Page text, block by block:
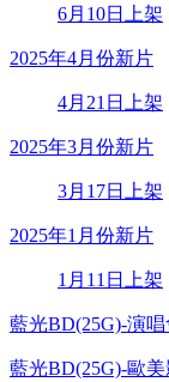
6月10日上架
2025年4月份新片
4月21日上架
2025年3月份新片
3月17日上架
2025年1月份新片
1月11日上架
藍光BD(25G)-演
藍光BD(25G)-歐